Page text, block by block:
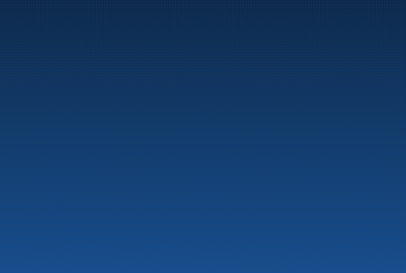
Marine
Auto & Industri
Bensinstasjoner
Tankingskort
Våre Produkter
Om selskapet
Aktuelt
Beredskapsinformasjon